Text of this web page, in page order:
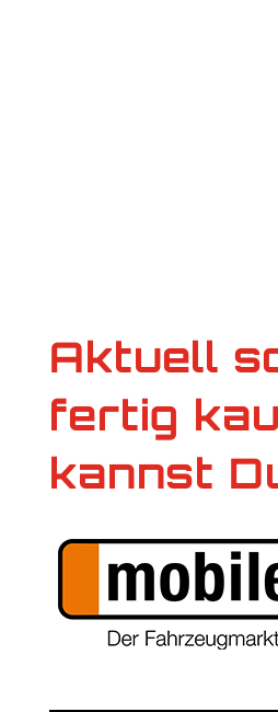
Aktuell
fertig
kannst